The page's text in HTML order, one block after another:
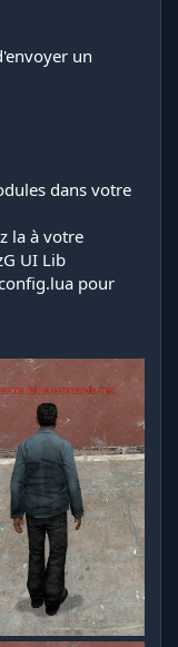
un
dans votre
la à votre
UI Lib
pour